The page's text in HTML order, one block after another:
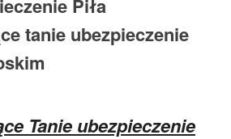
Piła
tanie ubezpieczenie
Tanie ubezpieczenie